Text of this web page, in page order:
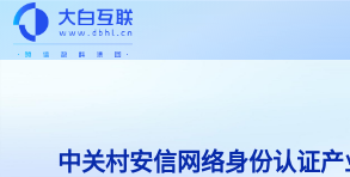
中关村安信网络身份认证